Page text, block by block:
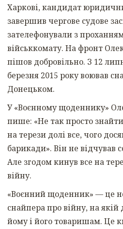
Харкові, кандидат
завершив чергове судове
зателефонували з
військкомату. На фронт
пішов добровільно. З 12
березня 2015 року воював
Донецьком.
У «Воєнному щоденнику»
пише: «Не так просто
на терези долі все, чого
барикади». Він не відчував
Але згодом кинув все на
війну.
«Воєнний щоденник» — це
снайпера про війну, на якій
йому і його товаришам. Це